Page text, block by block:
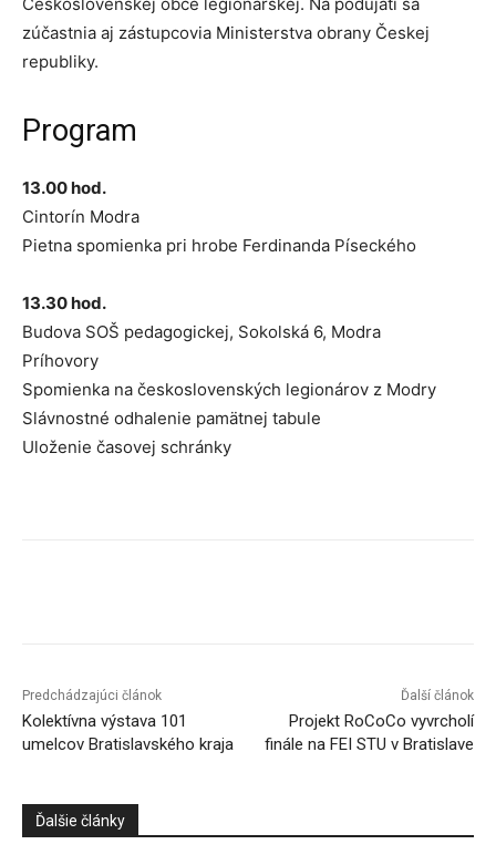
zúčastnia aj zástupcovia Ministerstva obrany Českej
republiky.
Program
13.00 hod.
Cintorín Modra
Pietna spomienka pri hrobe Ferdinanda Píseckého
13.30 hod.
Budova SOŠ pedagogickej, Sokolská 6, Modra
Príhovory
Spomienka na československých legionárov z Modry
Slávnostné odhalenie pamätnej tabule
Uloženie časovej schránky
Predchádzajúci článok
Kolektívna výstava 101
umelcov Bratislavského kraja
Ďalší článok
Projekt RoCoCo vyvrcholí
finále na FEI STU v Bratislave
Ďalšie články